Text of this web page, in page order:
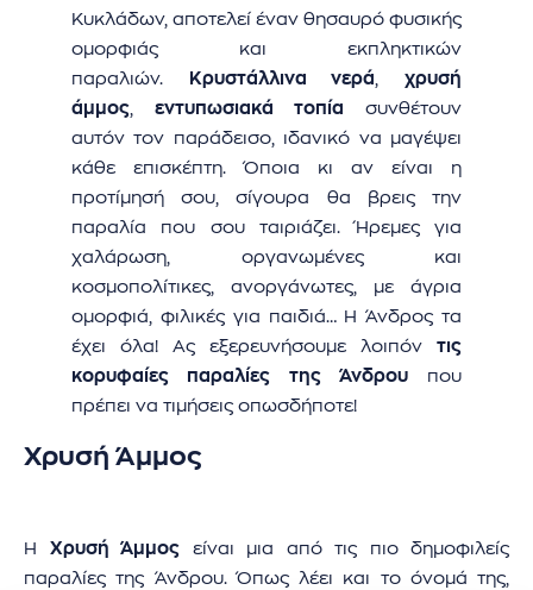
Κυκλάδων, αποτελεί έναν θησαυρό φυσικής
ομορφιάς και εκπληκτικών
παραλιών.
Κρυστάλλινα νερά,χρυσή
άμμος, εντυπωσιακά τοπία συνθέτουν
αυτόν τον παράδεισο, ιδανικό να μαγέψει
κάθε επισκέπτη. Όποια κι αν είναι η
προτίμησή σου, σίγουρα θα βρεις την
παραλία που σου ταιριάζει. Ήρεμες για
χαλάρωση, οργανωμένες και
κοσμοπολίτικες, ανοργάνωτες, με άγρια
ομορφιά, φιλικές για παιδιά… Η Άνδρος τα
έχει όλα! Ας εξερευνήσουμε λοιπόν τις
κορυφαίες παραλίες της Άνδρουπου
πρέπει να τιμήσεις οπωσδήποτε!
Χρυσή Άμμος
Η Χρυσή Άμμος είναι μια από τις πιο δημοφιλείς
παραλίες της Άνδρου. Όπως λέει και το όνομά της,